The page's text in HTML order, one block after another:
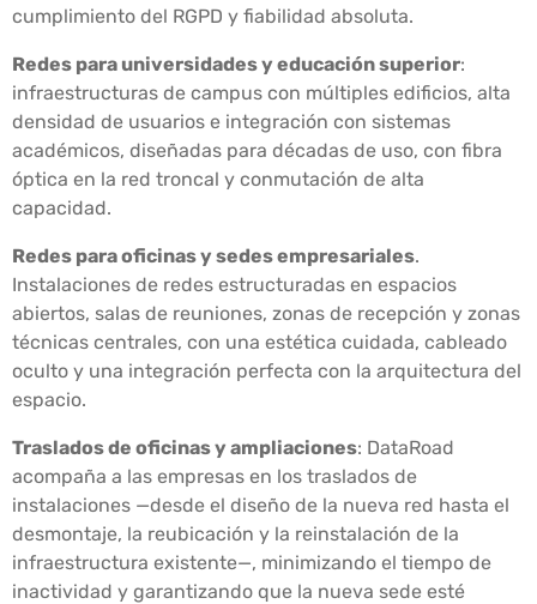
cumplimiento del RGPD y fiabilidad absoluta.
Redes para universidades y educación superior:
infraestructuras de campus con múltiples edificios, alta
densidad de usuarios e integración con sistemas
académicos, diseñadas para décadas de uso, con fibra
óptica en la red troncal y conmutación de alta
capacidad.
Redes para oficinas y sedes empresariales.
Instalaciones de redes estructuradas en espacios
abiertos, salas de reuniones, zonas de recepción y zonas
técnicas centrales, con una estética cuidada, cableado
oculto y una integración perfecta con la arquitectura del
espacio.
Traslados de oficinas y ampliaciones: DataRoad
acompaña a las empresas en los traslados de
instalaciones —desde el diseño de la nueva red hasta el
desmontaje, la reubicación y la reinstalación de la
infraestructura existente—, minimizando el tiempo de
inactividad y garantizando que la nueva sede esté